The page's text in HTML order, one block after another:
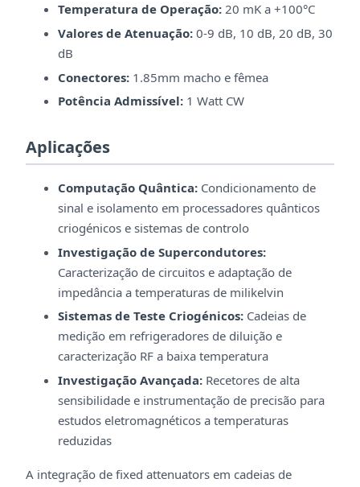
Temperatura de Operação: 20 mK a +100°C
Valores de Atenuação: 0-9 dB, 10 dB, 20 dB, 30
dB
Conectores: 1.85mm macho e fêmea
Potência Admissível: 1 Watt CW
Aplicações
Computação Quântica: Condicionamento de
sinal e isolamento em processadores quânticos
criogénicos e sistemas de controlo
Investigação de Supercondutores:
Caracterização de circuitos e adaptação de
impedância a temperaturas de milikelvin
Sistemas de Teste Criogénicos: Cadeias de
medição em refrigeradores de diluição e
caracterização RF a baixa temperatura
Investigação Avançada: Recetores de alta
sensibilidade e instrumentação de precisão para
estudos eletromagnéticos a temperaturas
reduzidas
A integração de fixed attenuators em cadeias de